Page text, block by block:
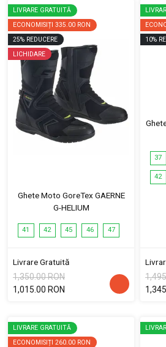
LIVRARE GRATUITĂ
ECONOMISIȚI 335.00 RON
25% REDUCERE
LICHIDARE
Ghete Moto GoreTex GAERNE
G-HELIUM
41 42 45 46 47
Livrare Gratuită
1,350.00 RON
1,015.00 RON
10%
37
42
LIVRARE GRATUITĂ
ECONOMISIȚI 260.00 RON